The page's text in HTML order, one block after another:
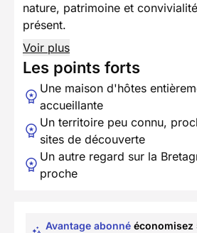
nature, patrimoine et
présent.
Voir plus
Les points forts
Une maison d'hôtes
accueillante
Un territoire peu connu,
sites de découverte
Un autre regard sur la
proche
Avantage abonné économisez